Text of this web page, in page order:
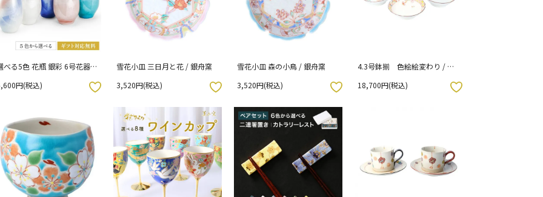
べる5色 花瓶 銀彩 6号花器 /
円(税込)
雪花小皿 三日月と花 / 銀舟窯
3,520円(税込)
お気に入りボタン
雪花小皿 森の小鳥 / 銀舟窯
3,520円(税込)
お気に入りボタン
4.3号鉢揃 色絵絵変わり / 銀
18,700円(税込)
お気に入りボタン